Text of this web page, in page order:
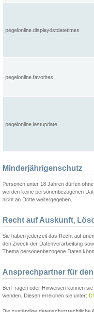
pegelonline.displaydstdatetimes
pegelonline.favorites
pegelonline.lastupdate
Minderjährigenschutz
Personen unter 18 Jahren dürfen
werden keine personenbezogenen
nicht an Dritte weitergegeben.
Recht auf Auskunft,
Sie haben jederzeit das Recht auf
den Zweck der Datenverarbeitung
Thema personenbezogene Daten
Ansprechpartner für
Bei Fragen oder Hinweisen können
wenden. Diesen erreichen sie unter: